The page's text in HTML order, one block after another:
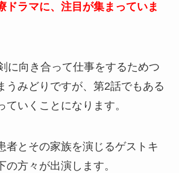
ドラマに、注目が集まっていま
に向き合って仕事をするためつ
うみどりですが、第2話でもある
ていくことになります。
者とその家族を演じるゲストキ
の方々が出演します。